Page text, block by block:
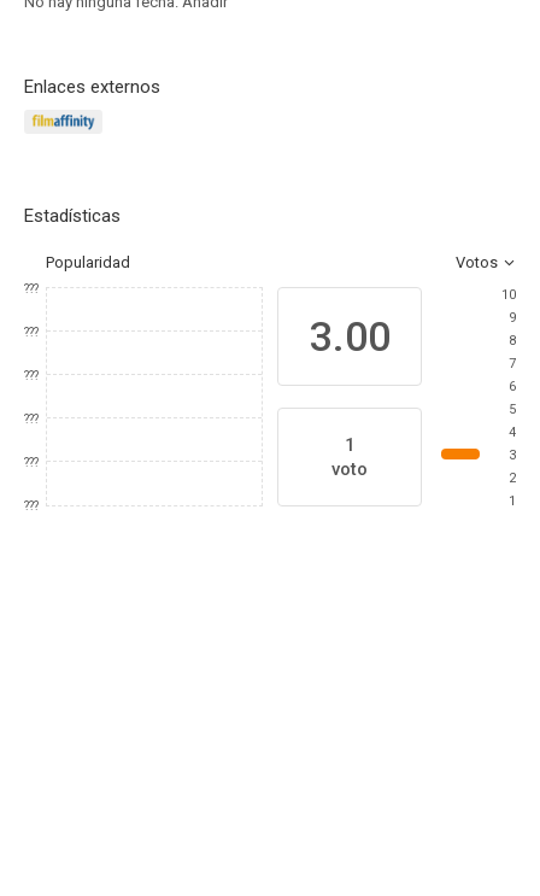
Enlaces externos
Estadísticas
Popularidad Votos
???
???
???
???
???
???
3.00
1
voto
10
9
8
7
6
5
4
3
2
1